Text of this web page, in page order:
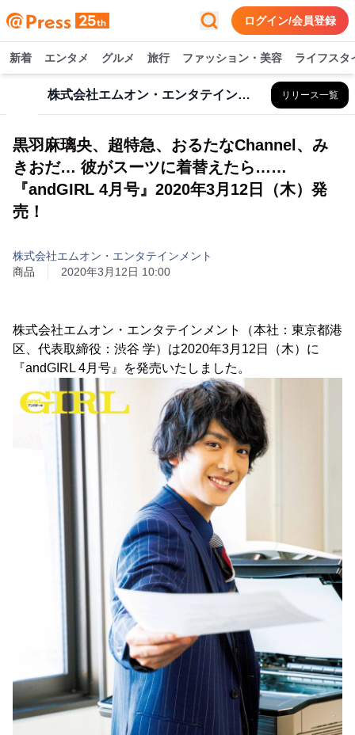
ログイン/会員登録
新着 エンタメ グルメ 旅行 ファッション・美容 ライフスタ
株式会社エムオン・エンタテインメント リリース一覧
黒羽麻璃央、超特急、おるたなChannel、み
きおだ… 彼がスーツに着替えたら……
『andGIRL 4月号』2020年3月12日（木）発
売！
株式会社エムオン・エンタテインメント
商品
2020年3月12日 10:00
株式会社エムオン・エンタテインメント（本社：東京都港
区、代表取締役：渋谷 学）は2020年3月12日（木）に
『andGIRL 4月号』を発売いたしました。